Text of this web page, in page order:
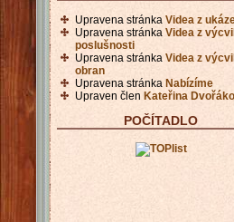
Upravena stránka Videa z
Upravena stránka Videa z
poslušnosti
Upravena stránka Videa z
obran
Upravena stránka Nabízíme
Upraven člen Kateřina
POČÍTADLO